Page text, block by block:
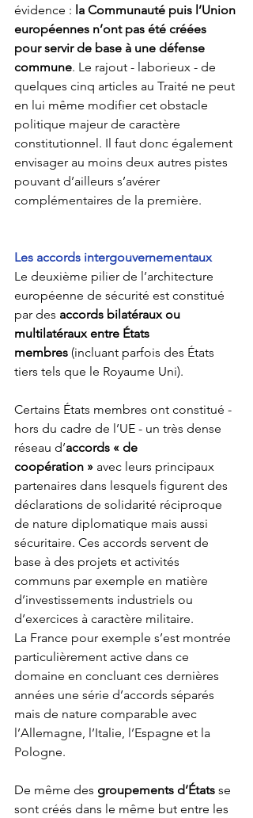
évidence : la Communauté puis l’Union
européennes n’ont pas été créées
pour servir de base à une défense
commune. Le rajout - laborieux - de
quelques cinq articles au Traité ne peut
en lui même modifier cet obstacle
politique majeur de caractère
constitutionnel. Il faut donc également
envisager au moins deux autres pistes
pouvant d’ailleurs s’avérer
complémentaires de la première.
Les accords intergouvernementaux
Le deuxième pilier de l’architecture
européenne de sécurité est constitué
par des accords bilatéraux ou
multilatéraux entre États
membres (incluant parfois des États
tiers tels que le Royaume Uni).
Certains États membres ont constitué -
hors du cadre de l’UE - un très dense
réseau d’accords « de
coopération » avec leurs principaux
partenaires dans lesquels figurent des
déclarations de solidarité réciproque
de nature diplomatique mais aussi
sécuritaire. Ces accords servent de
base à des projets et activités
communs par exemple en matière
d’investissements industriels ou
d’exercices à caractère militaire.
La France pour exemple s’est montrée
particulièrement active dans ce
domaine en concluant ces dernières
années une série d’accords séparés
mais de nature comparable avec
l’Allemagne, l’Italie, l’Espagne et la
Pologne.
De même des groupements d’États se
sont créés dans le même but entre les